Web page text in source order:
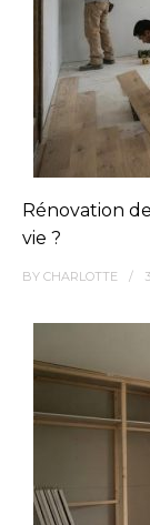
Rénovation
vie ?
BY CHARLOTTE